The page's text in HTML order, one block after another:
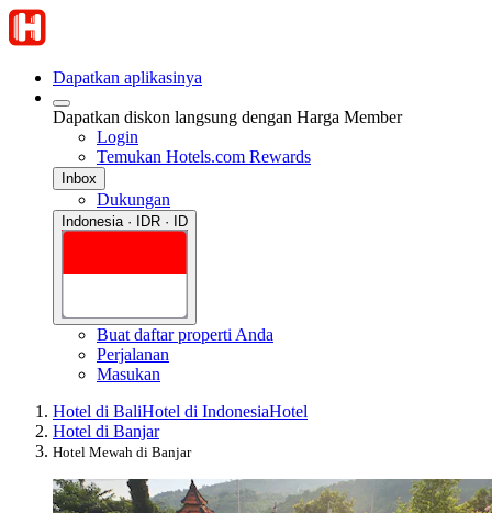
Dapatkan aplikasinya
Dapatkan diskon langsung dengan Harga Member
Login
Temukan Hotels.com Rewards
Inbox
Dukungan
Indonesia · IDR · ID
Buat daftar properti Anda
Perjalanan
Masukan
Hotel di BaliHotel di IndonesiaHotel
Hotel di Banjar
Hotel Mewah di Banjar